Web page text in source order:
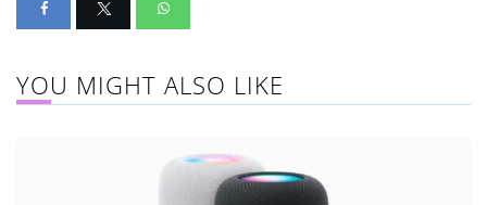
YOU MIGHT ALSO LIKE